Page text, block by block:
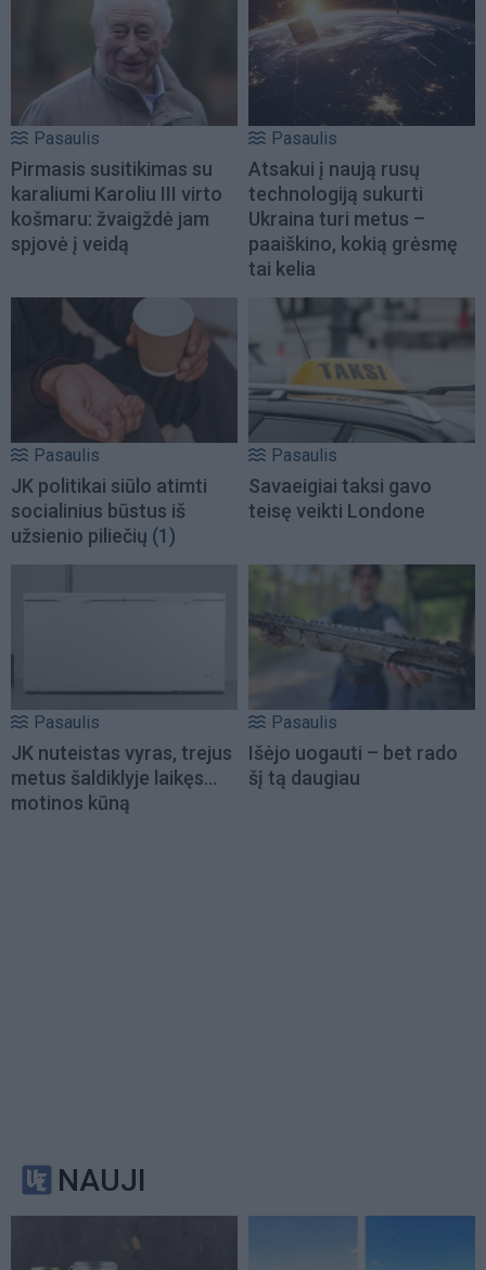
Pasaulis
Pirmasis susitikimas su
karaliumi Karoliu III virto
košmaru: žvaigždė jam
spjovė į veidą
Pasaulis
Atsakui į naują rusų
technologiją sukurti
Ukraina turi metus –
paaiškino, kokią grėsmę
tai kelia
Pasaulis
JK politikai siūlo atimti
socialinius būstus iš
užsienio piliečių (1)
Pasaulis
Savaeigiai taksi gavo
teisę veikti Londone
Pasaulis
JK nuteistas vyras, trejus
metus šaldiklyje laikęs...
motinos kūną
Pasaulis
Išėjo uogauti – bet rado
šį tą daugiau
NAUJI